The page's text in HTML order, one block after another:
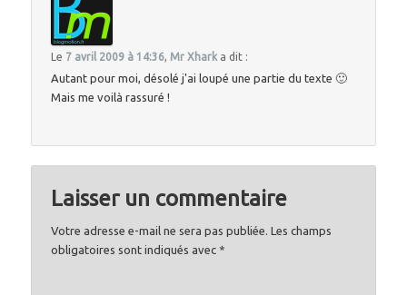
Le 7 avril 2009 à 14:36 Mr Xhark a dit :
Autant pour moi, désolé j'ai loupé une partie du texte 🙂
Mais me voilà rassuré !
Laisser un commentaire
Votre adresse e-mail ne sera pas publiée. Les champs
obligatoires sont indiqués avec *